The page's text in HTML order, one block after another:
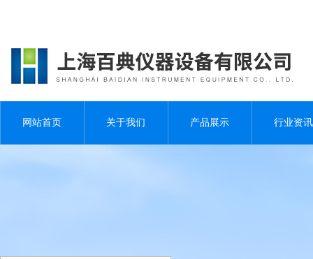
网站首页 关于我们 产品展示 行业资讯